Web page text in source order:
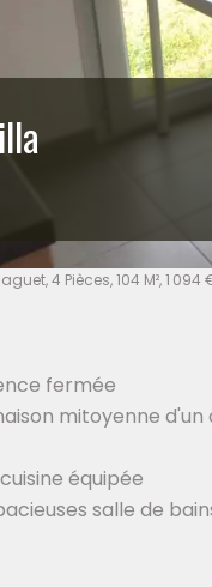
4 Pièces, 104 M², 1
fermée
mitoyenne d'un
équipée
salle de